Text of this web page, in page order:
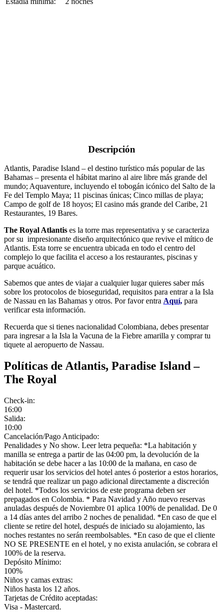
Descripción
Atlantis, Paradise Island – el destino turístico más popular de las
Bahamas – presenta el hábitat marino al aire libre más grande del
mundo; Aquaventure, incluyendo el tobogán icónico del Salto de la
Fe del Templo Maya; 11 piscinas únicas; Cinco millas de playa;
Campo de golf de 18 hoyos; El casino más grande del Caribe, 21
Restaurantes, 19 Bares.
The Royal Atlantis es la torre mas representativa y se caracteriza
por su impresionante diseño arquitectónico que revive el mítico de
Atlantis. Esta torre se encuentra ubicada en todo el centro del
complejo lo que facilita el acceso a los restaurantes, piscinas y
parque acuático.
Sabemos que antes de viajar a cualquier lugar quieres saber más
sobre los protocolos de bioseguridad, requisitos para entrar a la Isla
de Nassau en las Bahamas y otros. Por favor entra Aquí, para
verificar esta información.
Recuerda que si tienes nacionalidad Colombiana, debes presentar
para ingresar a la Isla la Vacuna de la Fiebre amarilla y comprar tu
tiquete al aeropuerto de Nassau.
Políticas de Atlantis, Paradise Island –
The Royal
Check-in:
16:00
Salida:
10:00
Cancelación/Pago Anticipado:
Penalidades y No show. Leer letra pequeña: *La habitación y
manilla se entrega a partir de las 04:00 pm, la devolución de la
habitación se debe hacer a las 10:00 de la mañana, en caso de
requerir usar los servicios del hotel antes ó posterior a estos horarios,
se tendrá que realizar un pago adicional directamente a discreción
del hotel. *Todos los servicios de este programa deben ser
prepagados en Colombia. * Para Navidad y Año nuevo reservas
anuladas después de Noviembre 01 aplica 100% de penalidad. De 0
a 14 días antes del arribo 2 noches de penalidad. *En caso de que el
cliente se retire del hotel, después de iniciado su alojamiento, las
noches restantes no serán reembolsables. *En caso de que el cliente
NO SE PRESENTE en el hotel, y no exista anulación, se cobrara el
100% de la reserva.
Depósito Mínimo:
100%
Niños y camas extras:
Niños hasta los 12 años.
Tarjetas de Crédito aceptadas:
Visa - Mastercard.